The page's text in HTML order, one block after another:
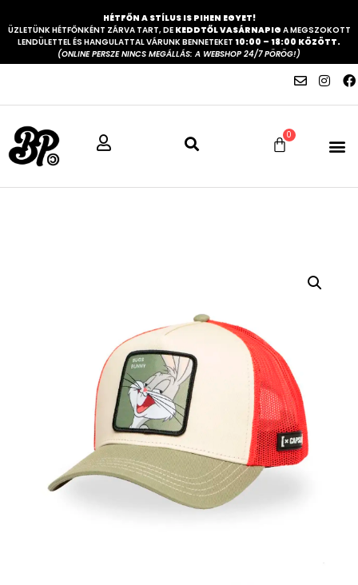
HÉTFŐN A STÍLUS IS PIHEN EGYET!
ÜZLETÜNK HÉTFŐNKÉNT ZÁRVA TART, DE KEDDTŐL VASÁRNAPIG A MEGSZOKOTT
LENDÜLETTEL ÉS HANGULATTAL VÁRUNK BENNETEKET 10:00 – 18:00 KÖZÖTT.
(ONLINE PERSZE NINCS MEGÁLLÁS: A WEBSHOP 24/7 PÖRÖG!)
0